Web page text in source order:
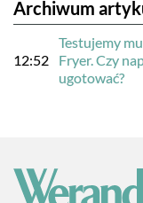
Archiwum
12:52
Testujemy
Fryer. Czy
ugotować?